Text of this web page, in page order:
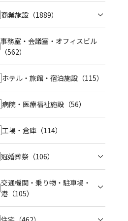
商業施設 （1889）
事務室・会議室・オフィスビル
（562）
ホテル・旅館・宿泊施設 （115）
病院・医療福祉施設 （56）
工場・倉庫 （114）
冠婚葬祭 （106）
交通機関・乗り物・駐車場・
港 （105）